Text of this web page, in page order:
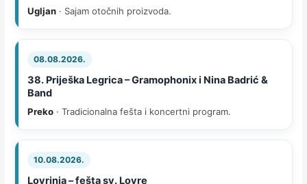
Ugljan · Sajam otočnih proizvoda.
08.08.2026.
38. Priješka Legrica – Gramophonix i Nina Badrić &
Band
Preko · Tradicionalna fešta i koncertni program.
10.08.2026.
Lovrinja – fešta sv. Lovre